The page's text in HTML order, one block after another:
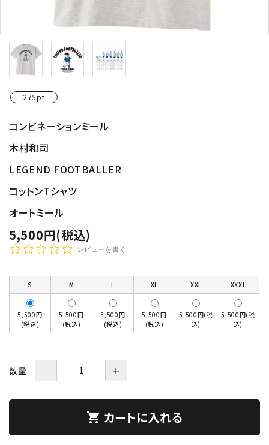
275pt
コンビネーションミール
木村和司
LEGEND FOOTBALLER
コットンTシャツ
オートミール
5,500円(税込)
レビューを書く
S M L XL XXL XXXL
5,500円
(税込)
5,500円
(税込)
5,500円
(税込)
5,500円
(税込)
5,500円(税
込)
5,500円(税
込)
数量 － ＋
shopping_cart カートに入れる